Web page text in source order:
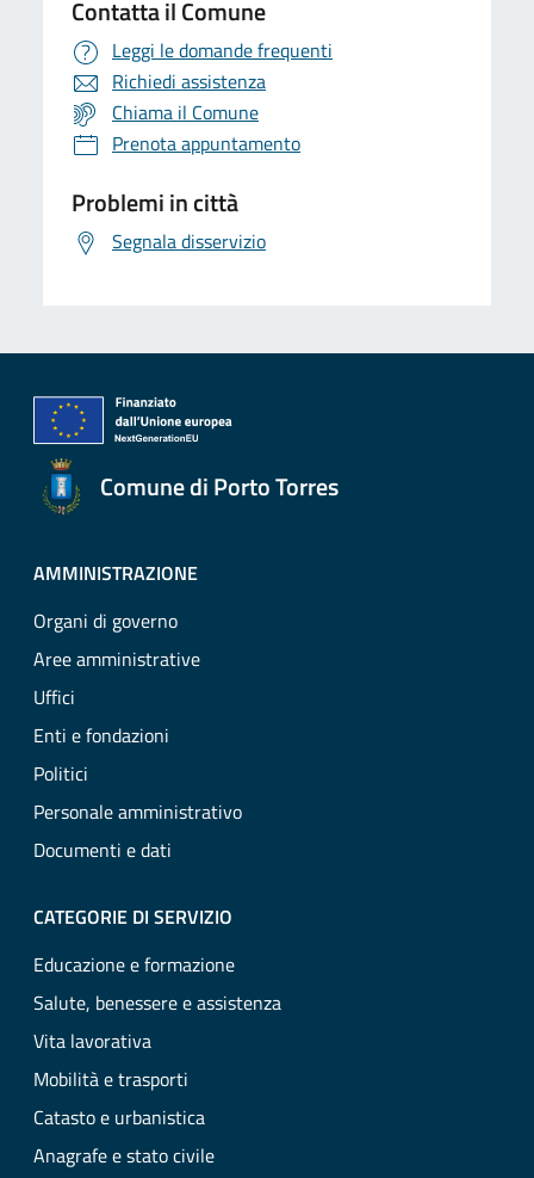
Contatta il Comune
Leggi le domande frequenti
Richiedi assistenza
Chiama il Comune
Prenota appuntamento
Problemi in città
Segnala disservizio
Comune di Porto Torres
AMMINISTRAZIONE
Organi di governo
Aree amministrative
Uffici
Enti e fondazioni
Politici
Personale amministrativo
Documenti e dati
CATEGORIE DI SERVIZIO
Educazione e formazione
Salute, benessere e assistenza
Vita lavorativa
Mobilità e trasporti
Catasto e urbanistica
Anagrafe e stato civile